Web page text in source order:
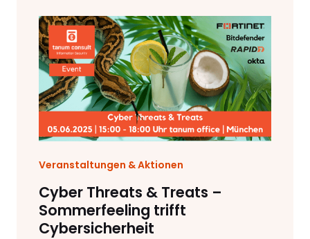
Veranstaltungen & Aktionen
Cyber Threats & Treats –
Sommerfeeling trifft
Cybersicherheit